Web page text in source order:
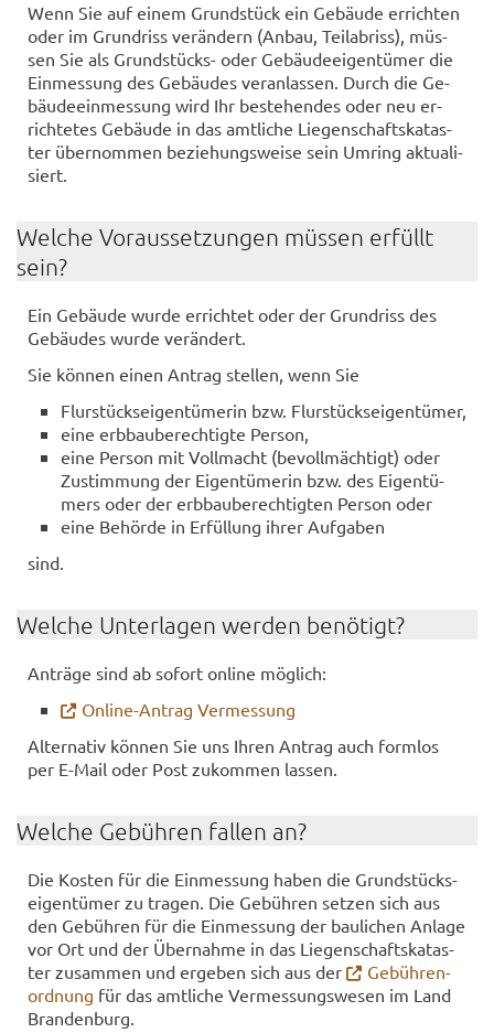
Wenn Sie auf einem Grund­stück ein Ge­bäu­de er­rich­ten
oder im Grund­riss ver­än­dern (Anbau, Teil­ab­riss), müs­
sen Sie als Grundstücks-​ oder Ge­bäu­de­ei­gen­tü­mer die
Ein­mes­sung des Ge­bäu­des ver­an­las­sen. Durch die Ge­
bäu­de­ein­mes­sung wird Ihr be­stehen­des oder neu er­
rich­te­tes Ge­bäu­de in das amt­li­che Lie­gen­schafts­ka­tas­
ter über­nom­men be­zie­hungs­wei­se sein Um­ring ak­tua­li­
siert.
Wel­che Vor­aus­set­zun­gen müs­sen er­füllt
sein?
Ein Ge­bäu­de wurde er­rich­tet oder der Grund­riss des
Ge­bäu­des wurde ver­än­dert.
Sie kön­nen einen An­trag stel­len, wenn Sie
Flur­stücks­ei­gen­tü­me­rin bzw. Flur­stücks­ei­gen­tü­mer,
eine erb­bau­be­rech­tig­te Per­son,
eine Per­son mit Voll­macht (be­voll­mäch­tigt) oder
Zu­stim­mung der Ei­gen­tü­me­rin bzw. des Ei­gen­tü­
mers oder der erb­bau­be­rech­tig­ten Per­son oder
eine Be­hör­de in Er­fül­lung ihrer Auf­ga­ben
sind.
Wel­che Un­ter­la­gen wer­den be­nö­tigt?
An­trä­ge sind ab so­fort on­line mög­lich:
Online-​Antrag Ver­mes­sung
Al­ter­na­tiv kön­nen Sie uns Ihren An­trag auch form­los
per E-​Mail oder Post zu­kom­men las­sen.
Wel­che Ge­büh­ren fal­len an?
Die Kos­ten für die Ein­mes­sung haben die Grund­stücks­
ei­gen­tü­mer zu tra­gen. Die Ge­büh­ren set­zen sich aus
den Ge­büh­ren für die Ein­mes­sung der bau­li­chen An­la­ge
vor Ort und der Über­nah­me in das Lie­gen­schafts­ka­tas­
ter zu­sam­men und er­ge­ben sich aus der
Ge­büh­ren­
ord­nung für das amt­li­che Ver­mes­sungs­we­sen im Land
Bran­den­burg.